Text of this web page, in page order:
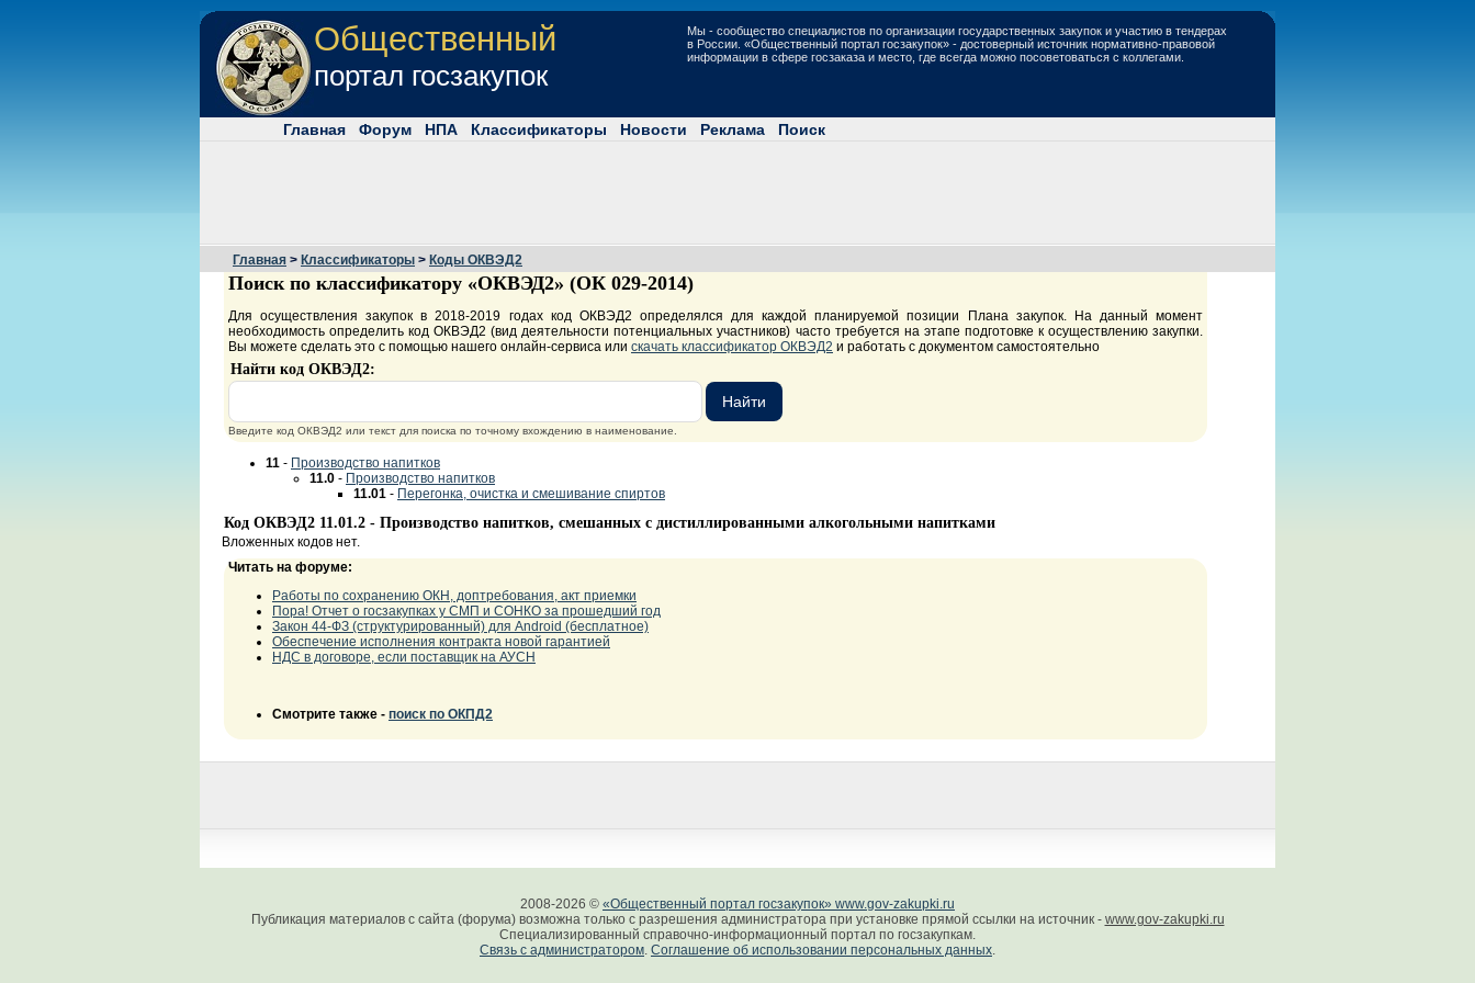
Мы - сообщество специалистов по организации государственных закупок и участию в тендерах
в России. «Общественный портал госзакупок» - достоверный источник нормативно-правовой
информации в сфере госзаказа и место, где всегда можно посоветоваться с коллегами.
Общественный
портал госзакупок
Главная Форум НПА Классификаторы Новости Реклама Поиск
Главная > Классификаторы > Коды ОКВЭД2
Поиск по классификатору «ОКВЭД2» (ОК 029-2014)
Для осуществления закупок в 2018-2019 годах код ОКВЭД2 определялся для каждой планируемой позиции Плана закупок. На данный момент
необходимость определить код ОКВЭД2 (вид деятельности потенциальных участников) часто требуется на этапе подготовке к осуществлению закупки.
Вы можете сделать это с помощью нашего онлайн-сервиса или скачать классификатор ОКВЭД2 и работать с документом самостоятельно
Найти код ОКВЭД2:
Введите код ОКВЭД2 или текст для поиска по точному вхождению в наименование.
11 - Производство напитков
11.0 - Производство напитков
11.01 - Перегонка, очистка и смешивание спиртов
Код ОКВЭД2 11.01.2 - Производство напитков, смешанных с дистиллированными алкогольными напитками
Вложенных кодов нет.
Читать на форуме:
Работы по сохранению ОКН, доптребования, акт приемки
Пора! Отчет о госзакупках у СМП и СОНКО за прошедший год
Закон 44-ФЗ (структурированный) для Android (бесплатное)
Обеспечение исполнения контракта новой гарантией
НДС в договоре, если поставщик на АУСН
Смотрите также - поиск по ОКПД2
2008-2026 © «Общественный портал госзакупок» www.gov-zakupki.ru
Публикация материалов с сайта (форума) возможна только с разрешения администратора при установке прямой ссылки на источник - www.gov-zakupki.ru
Специализированный справочно-информационный портал по госзакупкам.
Связь с администратором. Соглашение об использовании персональных данных.